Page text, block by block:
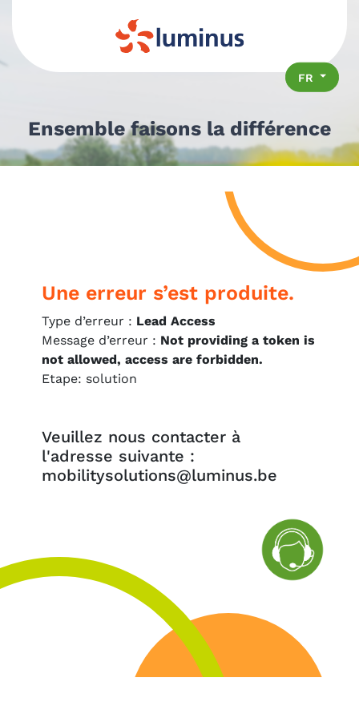
FR
Ensemble faisons la différence
Une erreur s’est produite.
Type d’erreur : Lead Access
Message d’erreur : Not providing a token is
not allowed, access are forbidden.
Etape: solution
Veuillez nous contacter à
l'adresse suivante :
mobilitysolutions@luminus.be